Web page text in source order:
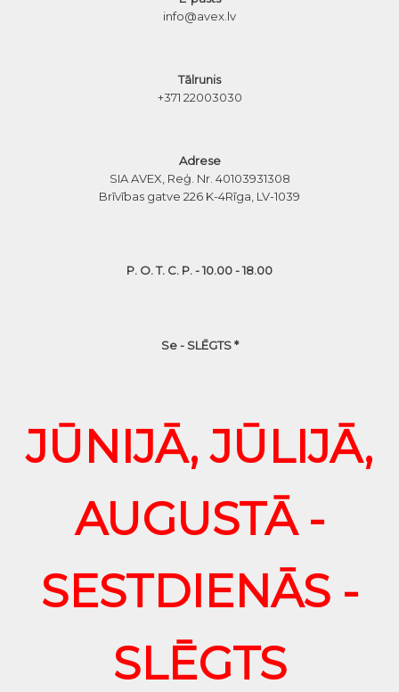
info@avex.lv
Tālrunis
+371 22003030
Adrese
SIA AVEX, Reģ. Nr. 40103931308
Brīvības gatve 226 K-4Rīga, LV-1039
P. O. T. C. P. - 10.00 - 18.00
Se - SLĒGTS *
JŪNIJĀ, JŪLIJĀ,
AUGUSTĀ -
SESTDIENĀS -
SLĒGTS